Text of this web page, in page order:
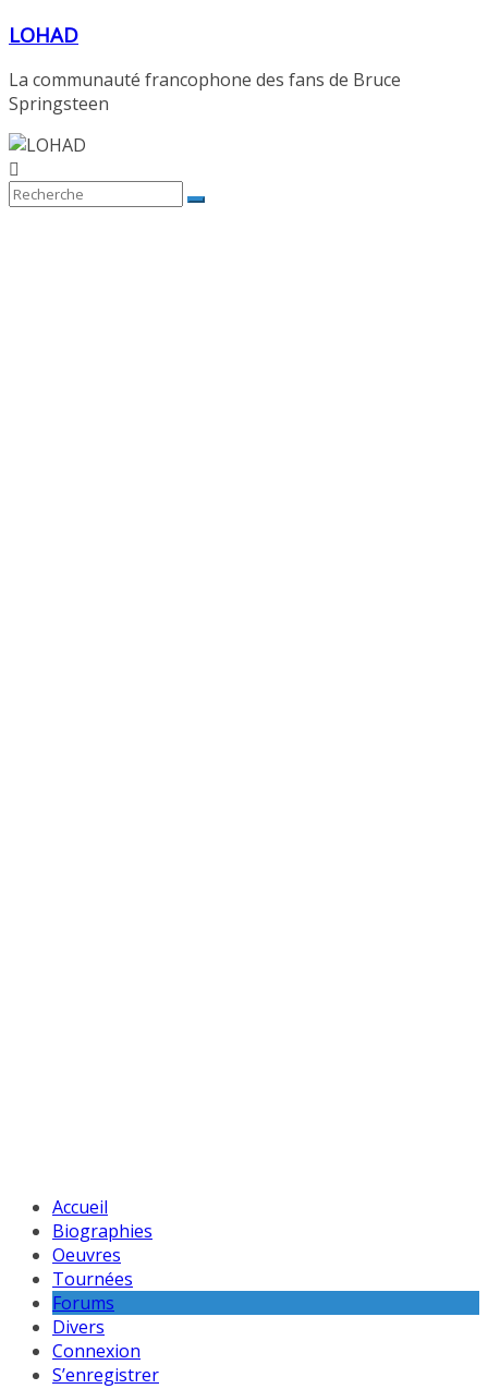
Passer
contenu
LOHAD
La communauté francophone des fans de Bruce
Springsteen
Accueil
Biographies
Oeuvres
Tournées
Forums
Divers
Connexion
S’enregistrer